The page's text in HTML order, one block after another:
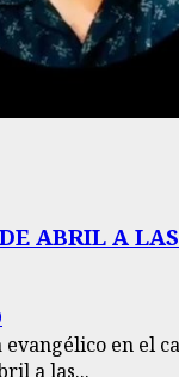
ABRIL A
en el
a las...